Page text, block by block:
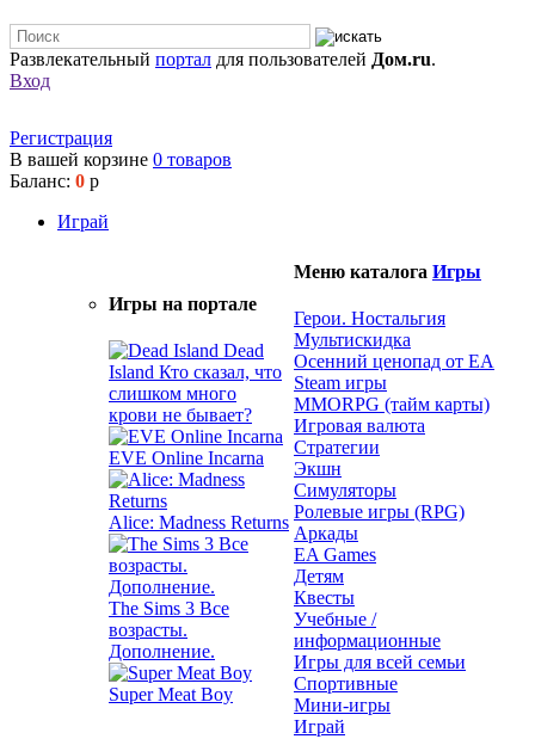
Развлекательный портал для пользователей Дом.ru.
Вход
Регистрация
В вашей корзине 0 товаров
Баланс: 0 р
Играй
Игры на портале
Dead
Island Кто сказал, что
слишком много
крови не бывает?
EVE Online Incarna
Alice: Madness Returns
The Sims 3 Все
возрасты.
Дополнение.
Super Meat Boy
Меню каталога Игры
Герои. Ностальгия
Мультискидка
Осенний ценопад от EA
Steam игры
MMORPG (тайм карты)
Игровая валюта
Стратегии
Экшн
Симуляторы
Ролевые игры (RPG)
Аркады
EA Games
Детям
Квесты
Учебные /
информационные
Игры для всей семьи
Спортивные
Мини-игры
Играй